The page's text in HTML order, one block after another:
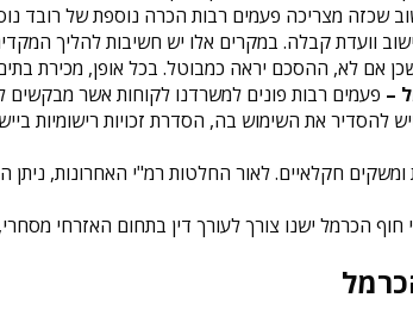
שכזה מצריכה פעמים רבות הכרה נוספת של
וועדת קבלה. במקרים אלו יש חשיבות להליך
אופן, מכירת בתים פרטיים ודירות יד 2 הינו חלק מתחום התמחותו של
– פעמים רבות פונים למשרדנו לקוחות אשר מבקשים
את השימוש בה, הסדרת זכויות רישומיות
ומשקים חקלאיים. לאור החלטות רמ"י האחרונות,
הכרמל ישנו צורך לעורך דין בתחום האזרחי